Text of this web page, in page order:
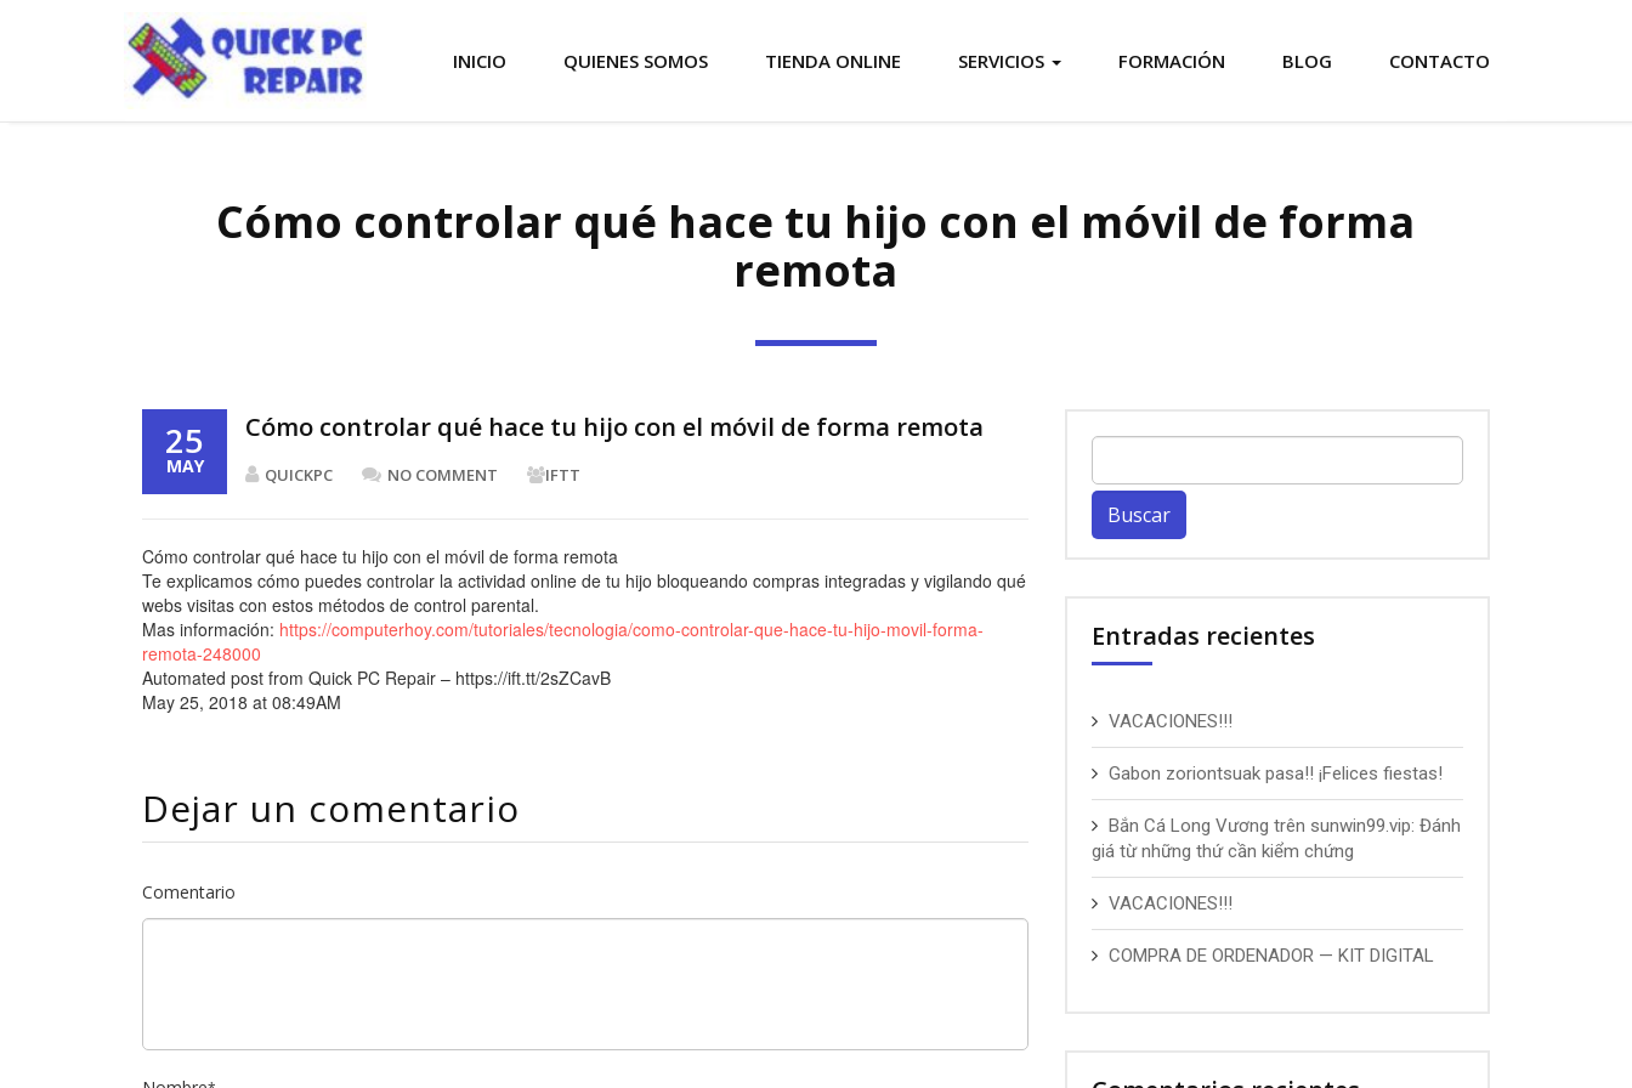
INICIO QUIENES SOMOS TIENDA ONLINE SERVICIOS FORMACIÓN BLOG CONTACTO
Cómo controlar qué hace tu hijo con el móvil de forma
remota
25
MAY
Cómo controlar qué hace tu hijo con el móvil de forma remota
QUICKPC NO COMMENT IFTT
Cómo controlar qué hace tu hijo con el móvil de forma remota
Te explicamos cómo puedes controlar la actividad online de tu hijo bloqueando compras integradas y vigilando qué
webs visitas con estos métodos de control parental.
Mas información: https://computerhoy.com/tutoriales/tecnologia/como-controlar-que-hace-tu-hijo-movil-forma-
remota-248000
Automated post from Quick PC Repair – https://ift.tt/2sZCavB
May 25, 2018 at 08:49AM
Dejar un comentario
Comentario
Entradas recientes
VACACIONES!!!
Gabon zoriontsuak pasa!! ¡Felices fiestas!
Bắn Cá Long Vương trên sunwin99.vip: Đánh
giá từ những thứ cần kiểm chứng
VACACIONES!!!
COMPRA DE ORDENADOR — KIT DIGITAL